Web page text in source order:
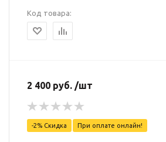
Код товара:
2 400 руб. /шт
-2% Скидка При оплате онлайн!